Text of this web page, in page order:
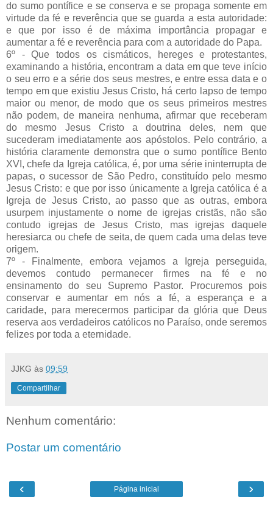
do sumo pontífice e se conserva e se propaga somente em
virtude da fé e reverência que se guarda a esta autoridade:
e que por isso é de máxima importância propagar e
aumentar a fé e reverência para com a autoridade do Papa.
6º - Que todos os cismáticos, hereges e protestantes,
examinando a história, encontram a data em que teve início
o seu erro e a série dos seus mestres, e entre essa data e o
tempo em que existiu Jesus Cristo, há certo lapso de tempo
maior ou menor, de modo que os seus primeiros mestres
não podem, de maneira nenhuma, afirmar que receberam
do mesmo Jesus Cristo a doutrina deles, nem que
sucederam imediatamente aos apóstolos. Pelo contrário, a
história claramente demonstra que o sumo pontífice Bento
XVI, chefe da Igreja católica, é, por uma série ininterrupta de
papas, o sucessor de São Pedro, constituído pelo mesmo
Jesus Cristo: e que por isso únicamente a Igreja católica é a
Igreja de Jesus Cristo, ao passo que as outras, embora
usurpem injustamente o nome de igrejas cristãs, não são
contudo igrejas de Jesus Cristo, mas igrejas daquele
heresiarca ou chefe de seita, de quem cada uma delas teve
origem.
7º - Finalmente, embora vejamos a Igreja perseguida,
devemos contudo permanecer firmes na fé e no
ensinamento do seu Supremo Pastor. Procuremos pois
conservar e aumentar em nós a fé, a esperança e a
caridade, para merecermos participar da glória que Deus
reserva aos verdadeiros católicos no Paraíso, onde seremos
felizes por toda a eternidade.
JJKG às 09:59
Compartilhar
Nenhum comentário:
Postar um comentário
‹ ›
Página inicial